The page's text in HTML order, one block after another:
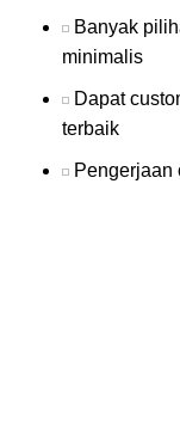
Banyak
minimalis
Dapat
terbaik
Pengerjaan